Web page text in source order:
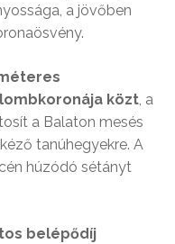
a jövőben
közt, a
a Balaton mesés
tanúhegyekre. A
húzódó sétányt
belépődíj